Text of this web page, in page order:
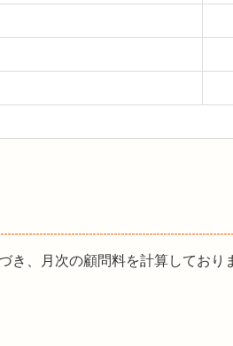
き、月次の顧問料を計算しており